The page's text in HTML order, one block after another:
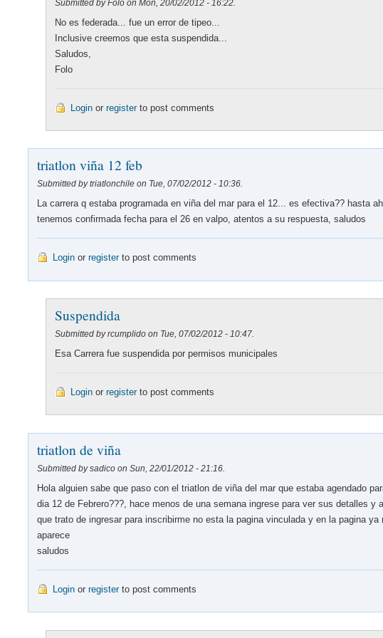
Submitted by Folo on Mon, 20/02/2012 - 16:22.
No es federada... fue un error de tipeo...
Inclusive creemos que esta suspendida...
Saludos,
Folo
Login orregisterto post comments
triatlon viña 12 feb
Submitted by triatlonchile on Tue, 07/02/2012 - 10:36.
La carrera q estaba programada en viña del mar para el 12... es efectiva?? hasta
tenemos confirmada fecha para el 26 en valpo, atentos a su respuesta, saludos
Login orregisterto post comments
Suspendida
Submitted by rcumplido on Tue, 07/02/2012 - 10:47.
Esa Carrera fue suspendida por permisos municipales
Login orregisterto post comments
triatlon de viña
Submitted by sadico on Sun, 22/01/2012 - 21:16.
Hola alguien sabe que paso con el triatlon de viña del mar que estaba agendado
dia 12 de Febrero???, hace menos de una semana ingrese para ver sus detalles y
que trato de ingresar para inscribirme no esta la pagina vinculada y en la pagina ya
aparece
saludos
Login orregisterto post comments